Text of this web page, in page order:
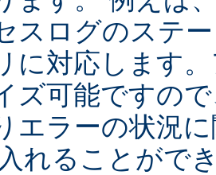
スログのステ
に対応します
ズ可能ですの
エラーの状況
れることがで